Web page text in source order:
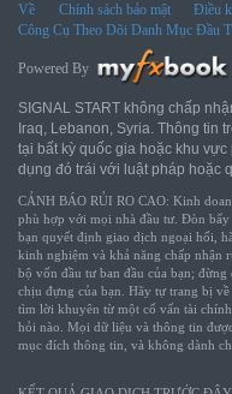
Về
Chính sách bảo mật Điều
Công Cụ Theo Dõi Danh Mục Đầu
Powered By
SIGNAL START không chấp
Iraq, Lebanon, Syria. Thông tin
tại bất kỳ quốc gia hoặc khu
dụng đó trái với luật pháp hoặc
CẢNH BÁO RỦI RO CAO: Kinh
phù hợp với mọi nhà đầu tư. Đòn
bạn quyết định giao dịch ngoại hối,
kinh nghiệm và khả năng chấp nhận
bộ vốn đầu tư ban đầu của bạn;
chịu đựng của bạn. Hãy tự trang bị
tìm lời khuyên từ một cố vấn tài
hỏi nào. Mọi dữ liệu và thông tin
mục đích thông tin, và không dành